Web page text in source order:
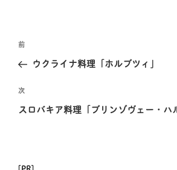
投
ナ
ビ
ゲ
前
の
稿
前
ウクライナ料理「ホルブツィ」
次
の
次
スロバキア料理「ブリンゾヴェー・ハ
[PR]